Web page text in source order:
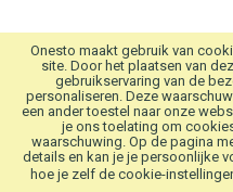
Onesto maakt gebruik van
site. Door het plaatsen van
gebruikservaring van de
personaliseren. Deze
een ander toestel naar onze
je ons toelating om
waarschuwing. Op de pagina
details en kan je je persoonlijke
hoe je zelf de cookie-